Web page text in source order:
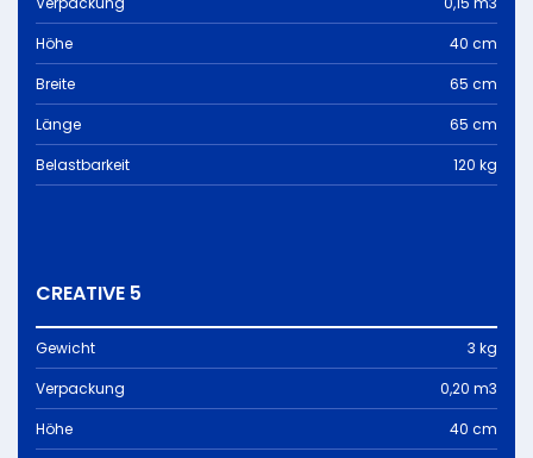
Höhe
40 cm
Breite
65 cm
Länge
65 cm
Belastbarkeit
120 kg
CREATIVE 5
Gewicht
3 kg
Verpackung
0,20 m3
Höhe
40 cm